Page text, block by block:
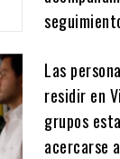
Las
residir en
grupos
acercarse